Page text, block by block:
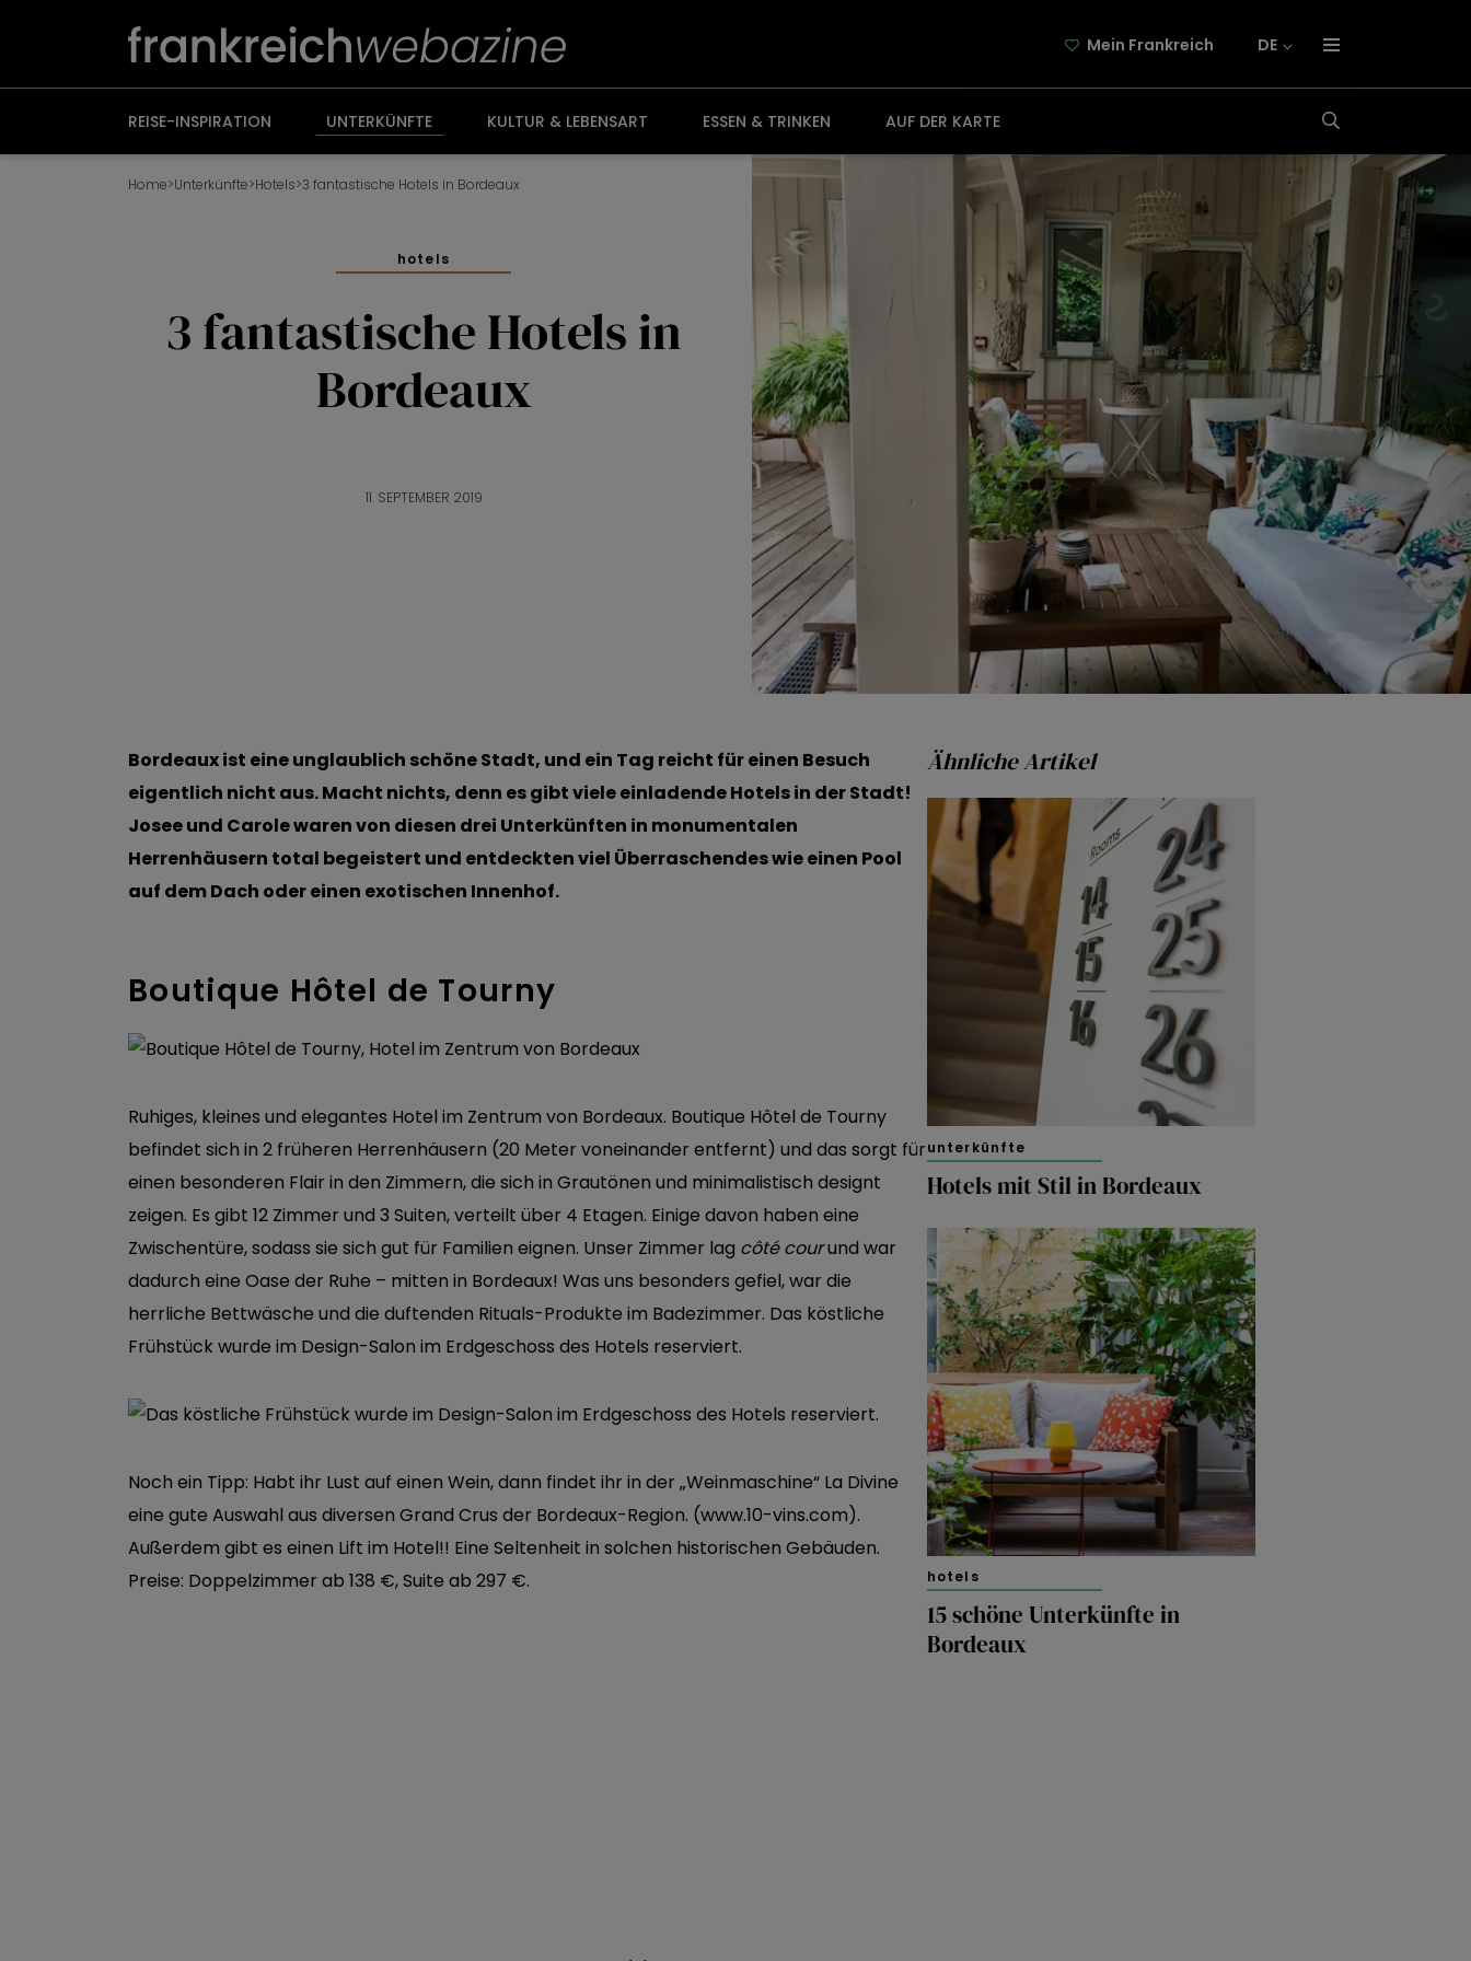
Mein Frankreich DE
kooperation
kontakt
REISE-INSPIRATION UNTERKÜNFTE KULTUR & LEBENSART ESSEN & TRINKEN AUF DER KARTE
Home>Unterkünfte>Hotels>3 fantastische Hotels in Bordeaux
hotels
3 fantastische Hotels in
Bordeaux
11. SEPTEMBER 2019
Bordeaux ist eine unglaublich schöne Stadt, und ein Tag reicht für einen Besuch
eigentlich nicht aus. Macht nichts, denn es gibt viele einladende Hotels in der Stadt!
Josee und Carole waren von diesen drei Unterkünften in monumentalen
Herrenhäusern total begeistert und entdeckten viel Überraschendes wie einen Pool
auf dem Dach oder einen exotischen Innenhof.
Boutique Hôtel de Tourny
Ruhiges, kleines und elegantes Hotel im Zentrum von Bordeaux. Boutique Hôtel de Tourny
befindet sich in 2 früheren Herrenhäusern (20 Meter voneinander entfernt) und das sorgt für
einen besonderen Flair in den Zimmern, die sich in Grautönen und minimalistisch designt
zeigen. Es gibt 12 Zimmer und 3 Suiten, verteilt über 4 Etagen. Einige davon haben eine
Zwischentüre, sodass sie sich gut für Familien eignen. Unser Zimmer lag côté courund war
dadurch eine Oase der Ruhe – mitten in Bordeaux! Was uns besonders gefiel, war die
herrliche Bettwäsche und die duftenden Rituals-Produkte im Badezimmer. Das köstliche
Frühstück wurde im Design-Salon im Erdgeschoss des Hotels reserviert.
Noch ein Tipp: Habt ihr Lust auf einen Wein, dann findet ihr in der „Weinmaschine“ La Divine
eine gute Auswahl aus diversen Grand Crus der Bordeaux-Region. (www.10-vins.com).
Außerdem gibt es einen Lift im Hotel!! Eine Seltenheit in solchen historischen Gebäuden.
Preise: Doppelzimmer ab 138 €, Suite ab 297 €.
Ähnliche Artikel
unterkünfte
Hotels mit Stil in Bordeaux
hotels
15 schöne Unterkünfte in
Bordeaux